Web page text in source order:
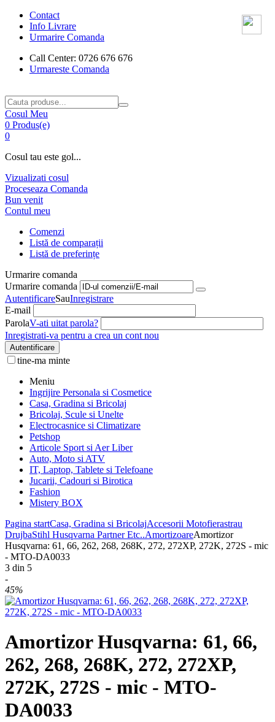
Contact
Info Livrare
Urmarire Comanda
Call Center: 0726 676 676
Urmareste Comanda
Cosul Meu
0 Produs(e)
0
Cosul tau este gol...
Vizualizati cosul
Proceseaza Comanda
Bun venit
Contul meu
Comenzi
Listă de comparații
Listă de preferințe
Urmarire comanda
Urmarire comanda
AutentificareSauInregistrare
E-mail
ParolaV-ati uitat parola?
Inregistrati-va pentru a crea un cont nou
Autentificare
tine-ma minte
Meniu
Ingrijire Personala si Cosmetice
Casa, Gradina si Bricolaj
Bricolaj, Scule si Unelte
Electrocasnice si Climatizare
Petshop
Articole Sport si Aer Liber
Auto, Moto si ATV
IT, Laptop, Tablete si Telefoane
Jucarii, Cadouri si Birotica
Fashion
Mistery BOX
Pagina startCasa, Gradina si BricolajAccesorii Motofierastrau
DrujbaStihl Husqvarna Partner Etc..AmortizoareAmortizor
Husqvarna: 61, 66, 262, 268, 268K, 272, 272XP, 272K, 272S - mic
- MTO-DA0033
3 din 5
-
45%
Amortizor Husqvarna: 61, 66,
262, 268, 268K, 272, 272XP,
272K, 272S - mic - MTO-
DA0033